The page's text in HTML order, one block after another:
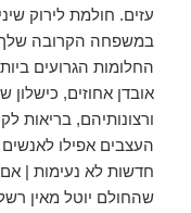
עזים. חולמת לירוק
במשפחה הקרובה
החלומות הגרועים
אובדן אחוזים,
ורצונותיהם, בריאות
העצבים אפילו
חדשות לא נעימות | אם
שהחולם יוטל מאין